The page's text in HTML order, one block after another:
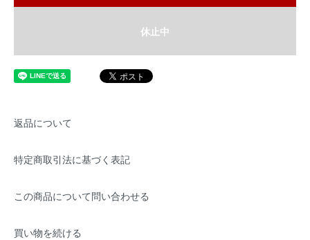
休止中
返品について
特定商取引法に基づく表記
この商品について問い合わせる
買い物を続ける